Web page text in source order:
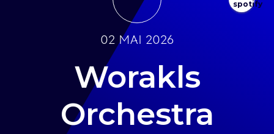
02 mai 2026
Worakls
Orchestra